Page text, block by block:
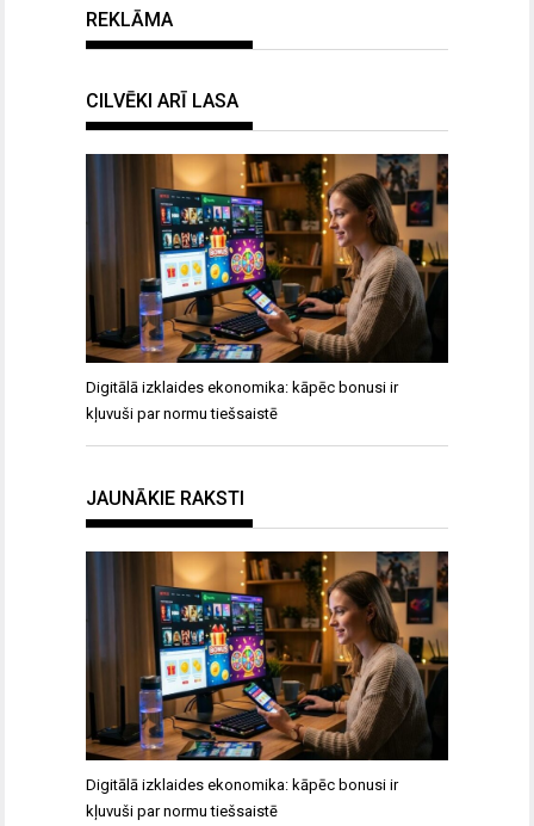
REKLĀMA
CILVĒKI ARĪ LASA
Digitālā izklaides ekonomika: kāpēc bonusi ir
kļuvuši par normu tiešsaistē
JAUNĀKIE RAKSTI
Digitālā izklaides ekonomika: kāpēc bonusi ir
kļuvuši par normu tiešsaistē